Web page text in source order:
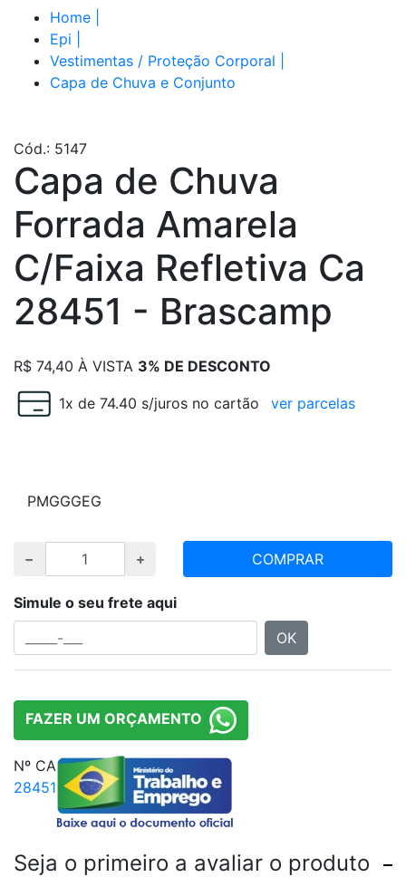
Home
Epi
Vestimentas / Proteção Corporal
Capa de Chuva e Conjunto
Cód.: 5147
Capa de Chuva
Forrada Amarela
C/Faixa Refletiva Ca
28451 - Brascamp
R$ 74,40 À VISTA 3% DE DESCONTO
1x de 74.40 s/juros no cartão ver parcelas
PMGGGEG
COMPRAR
Simule o seu frete aqui
OK
FAZER UM ORÇAMENTO
Nº CA
28451
Seja o primeiro a avaliar o produto